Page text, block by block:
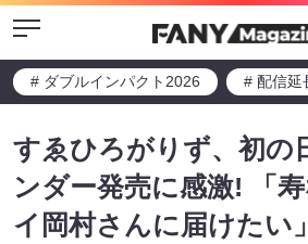
Menu
# ダブルインパクト2026 # 配信延
すゑひろがりず、初の
ンダー発売に感激! 「
イ岡村さんに届けたい」